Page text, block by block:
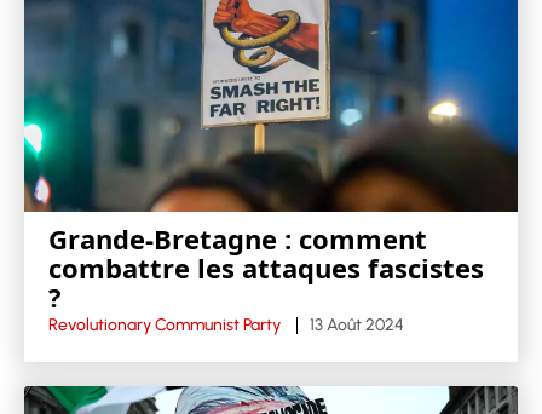
Grande-Bretagne : comment
combattre les attaques fascistes
?
Revolutionary Communist Party 13 Août 2024